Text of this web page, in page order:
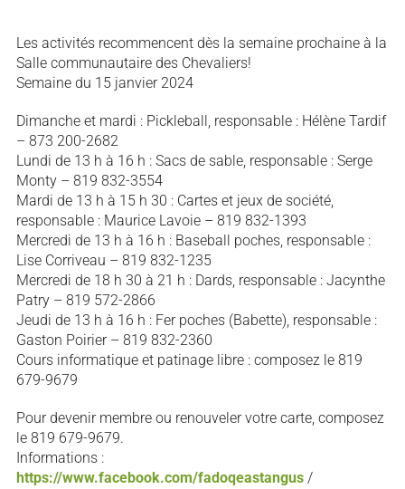
Les activités recommencent dès la semaine prochaine à la
Salle communautaire des Chevaliers!
Semaine du 15 janvier 2024
Dimanche et mardi : Pickleball, responsable : Hélène Tardif
– 873 200-2682
Lundi de 13 h à 16 h : Sacs de sable, responsable : Serge
Monty – 819 832-3554
Mardi de 13 h à 15 h 30 : Cartes et jeux de société,
responsable : Maurice Lavoie – 819 832-1393
Mercredi de 13 h à 16 h : Baseball poches, responsable :
Lise Corriveau – 819 832-1235
Mercredi de 18 h 30 à 21 h : Dards, responsable : Jacynthe
Patry – 819 572-2866
Jeudi de 13 h à 16 h : Fer poches (Babette), responsable :
Gaston Poirier – 819 832-2360
Cours informatique et patinage libre : composez le 819
679-9679
Pour devenir membre ou renouveler votre carte, composez
le 819 679-9679.
Informations :
https://www.facebook.com/fadoqeastangus/